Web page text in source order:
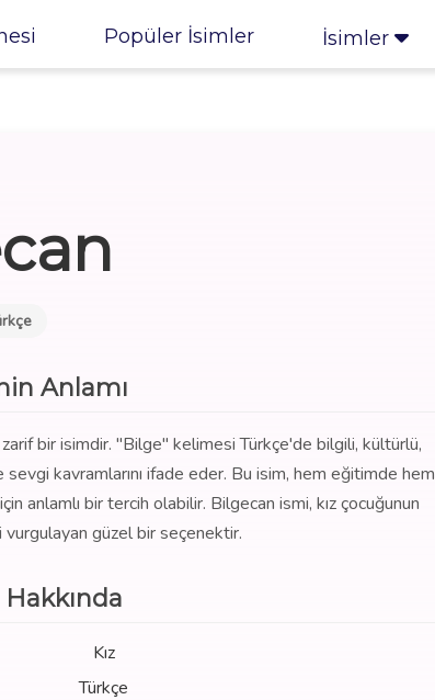
Popüler İsimler İsimler
Anlamı
zarif bir isimdir. "Bilge" kelimesi Türkçe'de bilgili, kültürlü,
kavramlarını ifade eder. Bu isim, hem eğitimde hem
anlamlı bir tercih olabilir. Bilgecan ismi, kız çocuğunun
vurgulayan güzel bir seçenektir.
Kız
Türkçe